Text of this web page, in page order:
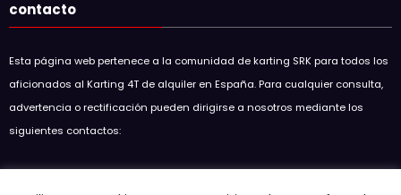
Entradas recientes
GP5 SKC 2026 EMPURIABRAVA15 de mayo de 2026
Resumen GP3 SKC en Circuit D’Osona
7 de mayo de 2026
Resumen 7H SKC Endurance en Karting Cardedeu
7 de mayo de 2026
SRK Racing Academy anuncia clases de karting 4T en Circuit
d’Osona15 de marzo de 2026